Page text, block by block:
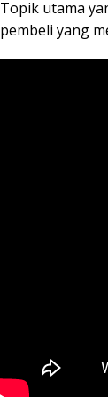
Topik utama
pembeli yang